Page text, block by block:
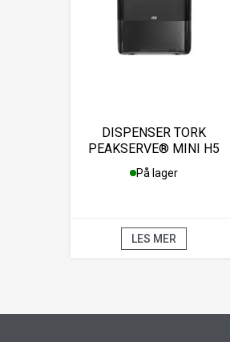
DISPENSER TORK
PEAKSERVE® MINI H5
SORT
På lager
LES MER